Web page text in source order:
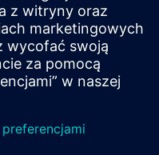
procesu i stylach
zużycie